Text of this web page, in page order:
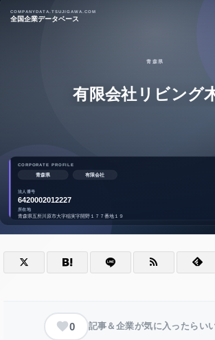
0 記事＆企業が気に入ったらい